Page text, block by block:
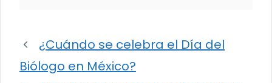
¿Cuándo se celebra el Día del
Biólogo en México?